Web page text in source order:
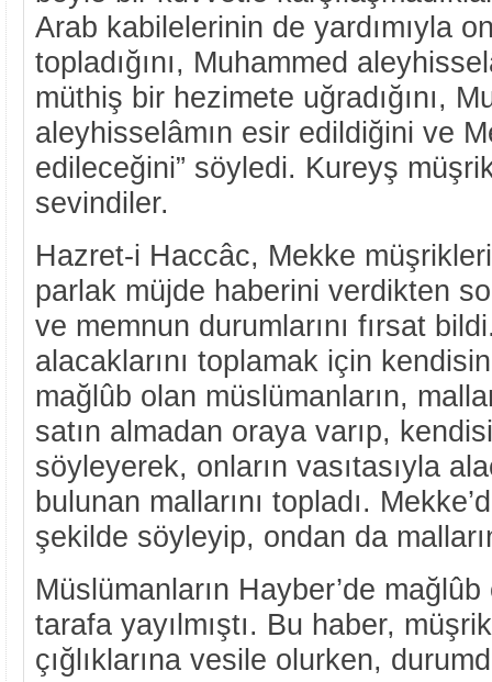
Arab kabilelerinin de yardımıyla
topladığını, Muhammed
müthiş bir hezimete uğradığını,
aleyhisselâmın esir edildiğini ve
edileceğini” söyledi. Kureyş
sevindiler.
Hazret-i Haccâc, Mekke
parlak müjde haberini verdikten
ve memnun durumlarını fırsat
alacaklarını toplamak için
mağlûb olan müslümanların,
satın almadan oraya varıp,
söyleyerek, onların vasıtasıyla
bulunan mallarını topladı.
şekilde söyleyip, ondan da
Müslümanların Hayber’de
tarafa yayılmıştı. Bu haber,
çığlıklarına vesile olurken,